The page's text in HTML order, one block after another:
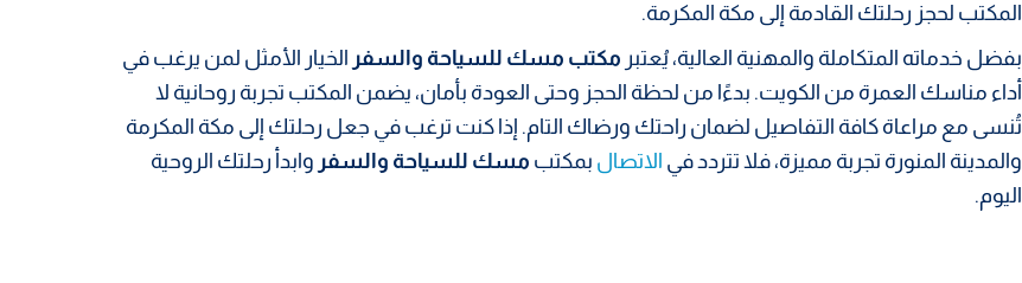
المكتب لحجز رحلتك القادمة إلى مكة المكرمة.
بفضل خدماته المتكاملة والمهنية العالية، يُعتبر مكتب مسك للسياحة والسفر الخيار الأمثل لمن يرغب في
أداء مناسك العمرة من الكويت. بدءًا من لحظة الحجز وحتى العودة بأمان، يضمن المكتب تجربة روحانية لا
تُنسى مع مراعاة كافة التفاصيل لضمان راحتك ورضاك التام. إذا كنت ترغب في جعل رحلتك إلى مكة المكرمة
والمدينة المنورة تجربة مميزة، فلا تتردد في الاتصال بمكتب مسك للسياحة والسفر وابدأ رحلتك الروحية
اليوم.